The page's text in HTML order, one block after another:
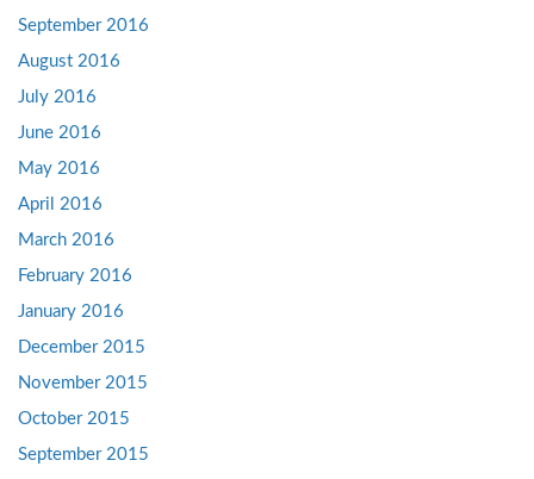
September 2016
August 2016
July 2016
June 2016
May 2016
April 2016
March 2016
February 2016
January 2016
December 2015
November 2015
October 2015
September 2015